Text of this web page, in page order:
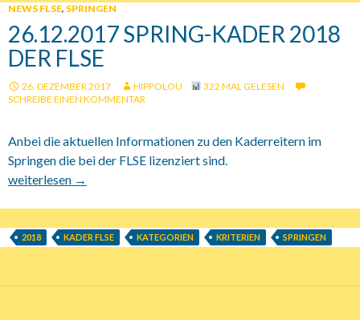
NEWS FLSE, SPRINGEN
26.12.2017 SPRING-KADER 2018
DER FLSE
26. DEZEMBER 2017 HIPPOLOU
322 MAL GELESEN
SCHREIBE EINEN KOMMENTAR
Anbei die aktuellen Informationen zu den Kaderreitern im
Springen die bei der FLSE lizenziert sind.
26.12.2017 Spring-Kader 2018 der FLSE
weiterlesen →
2018 KADER FLSE KATEGORIEN KRITERIEN SPRINGEN